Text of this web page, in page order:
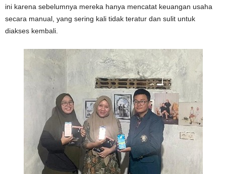
ini karena sebelumnya mereka hanya mencatat keuangan usaha
secara manual, yang sering kali tidak teratur dan sulit untuk
diakses kembali.